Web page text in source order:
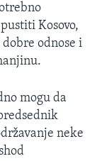
Kosovo,
odnose i
mogu da
neke